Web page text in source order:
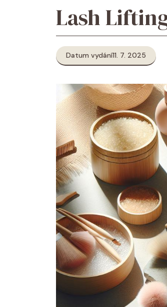
Lash
Datum vydání11. 7. 2025